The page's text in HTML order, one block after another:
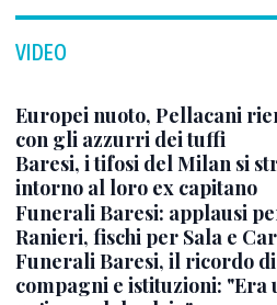
VIDEO
Europei nuoto, Pellacani
con gli azzurri dei tuffi
Baresi, i tifosi del Milan si
intorno al loro ex capitano
Funerali Baresi: applausi
Ranieri, fischi per Sala e
Funerali Baresi, il ricordo
compagni e istituzioni: "Era